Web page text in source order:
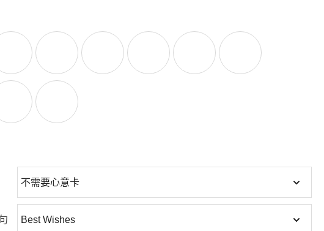
-康乃馨-圓
熱情桃紅色-康乃馨-圓甜蜜粉紅色-康乃馨-圓
復古橙色-康乃馨-圓閃亮香檳色-康乃馨-圓
輕奢白色-康乃馨-圓清新薄荷綠色-康
色-康乃馨-圓
典雅紫色-康乃馨-圓浪漫淺紫色-康乃馨-圓